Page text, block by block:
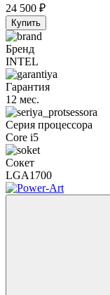
24 500 ₽
Купить
Бренд
INTEL
Гарантия
12 мес.
Серия процессора
Core i5
Сокет
LGA1700